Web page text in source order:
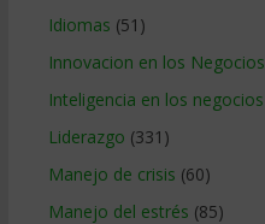
Idiomas (51)
Innovacion en los Negocios
Inteligencia en los negocios
Liderazgo (331)
Manejo de crisis (60)
Manejo del estrés (85)